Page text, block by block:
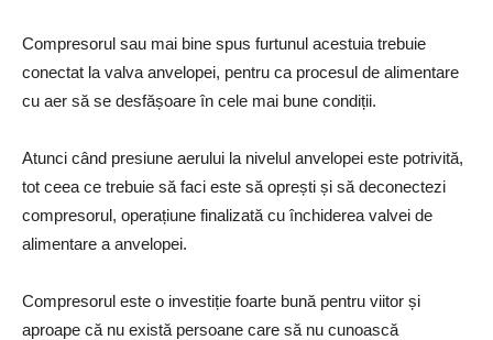
Compresorul sau mai bine spus furtunul acestuia trebuie
conectat la valva anvelopei, pentru ca procesul de alimentare
cu aer să se desfășoare în cele mai bune condiții.
Atunci când presiune aerului la nivelul anvelopei este potrivită,
tot ceea ce trebuie să faci este să oprești și să deconectezi
compresorul, operațiune finalizată cu închiderea valvei de
alimentare a anvelopei.
Compresorul este o investiție foarte bună pentru viitor și
aproape că nu există persoane care să nu cunoască